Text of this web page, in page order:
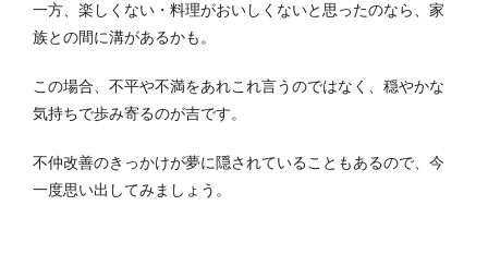
一方、楽しくない・料理がおいしくないと思ったのなら、家
族との間に溝があるかも。
この場合、不平や不満をあれこれ言うのではなく、穏やかな
気持ちで歩み寄るのが吉です。
不仲改善のきっかけが夢に隠されていることもあるので、今
一度思い出してみましょう。